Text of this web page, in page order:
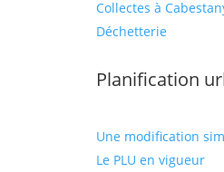
Collectes à
Déchetterie
Planification
Une modification
Le PLU en vigueur